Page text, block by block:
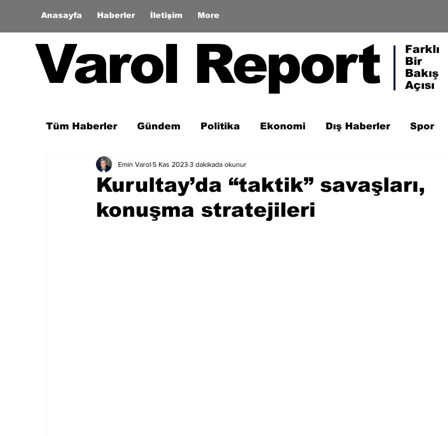
Anasayfa Haberler İletişim More
Varol Report
Farklı
Bir
Bakış
Açısı
Tüm Haberler Gündem Politika Ekonomi Dış Haberler Spor
Son Dakika Zaman Tüneli
Kurultay’da “taktik” savaşları,
konuşma stratejileri
Emin Varol 5 Kas 2023 3 dakikada okunur